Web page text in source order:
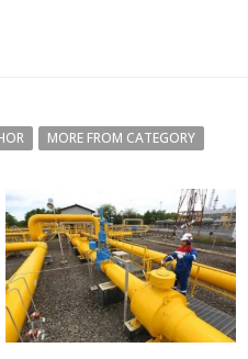
MORE FROM CATEGORY